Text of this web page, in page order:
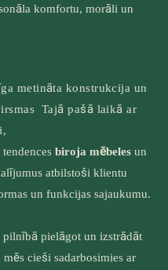
komfortu, morāli un
metināta konstrukcija un
Tajā pašā laikā ar
biroja mēbeles un
atbilstoši klientu
un funkcijas sajaukumu.
pielāgot un izstrādāt
cieši sadarbosimies ar